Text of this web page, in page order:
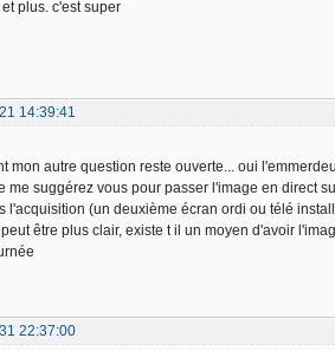
plus. c'est super
14:39:41
mon autre question reste ouverte... oui
me suggérez vous pour passer l'image en direct
l'acquisition (un deuxième écran ordi ou télé
être plus clair, existe t il un moyen d'avoir
22:37:00